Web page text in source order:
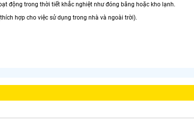
động trong thời tiết khắc nghiệt như đóng băng hoặc kho lạnh.
hợp cho việc sử dụng trong nhà và ngoài trời).